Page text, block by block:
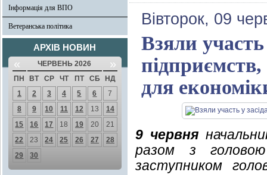
Інформація для ВПО
Ветеранська політика
АРХІВ НОВИН
« ЧЕРВЕНЬ 2026 »
ПН ВТ СР ЧТ ПТ СБ
НД
1
2 3 4 5 6
7
8
9 10 11 12 13
14
15
16 17 18 19 20
21
22
23 24 25 26 27
28
29
30
Вівторок, 09
Взяли участь
для
9 червня
разом з
заступником